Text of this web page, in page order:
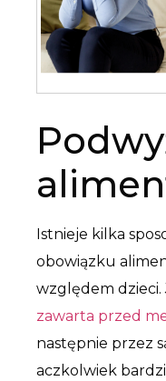
Istnieje kilka
obowiązku
względem dzieci.
zawarta przed
następnie przez
aczkolwiek